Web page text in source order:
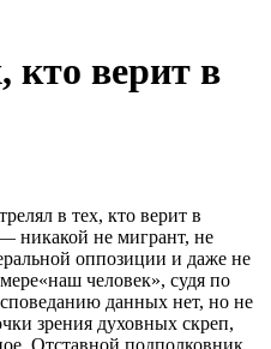
кто верит в
в тех, кто верит в
никакой не мигрант, не
оппозиции и даже не
человек», судя по
данных нет, но не
зрения духовных скреп,
Отставной подполковник